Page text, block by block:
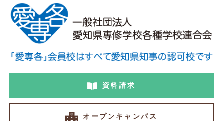
資料請求
オープンキャンパス